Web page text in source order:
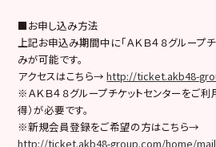
■お申し込み方法
上記お申込み期間中に「ＡＫＢ４８グループ
みが可能です。
アクセスはこちら→http://ticket.akb48-
※ＡＫＢ４８グループチケットセンターをご利
得）が必要です。
※新規会員登録をご希望の方はこちら→
http://ticket.akb48-group.com/home/